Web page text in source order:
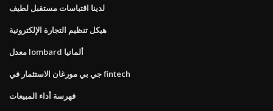
لدينا اقتباسات مستقبل لطيف
هيكل تنظيم التجارة الإلكترونية
معدل lombard ألمانيا
جي بي مورغان الاستثمار في fintech
فهرسة أداء المبيعات